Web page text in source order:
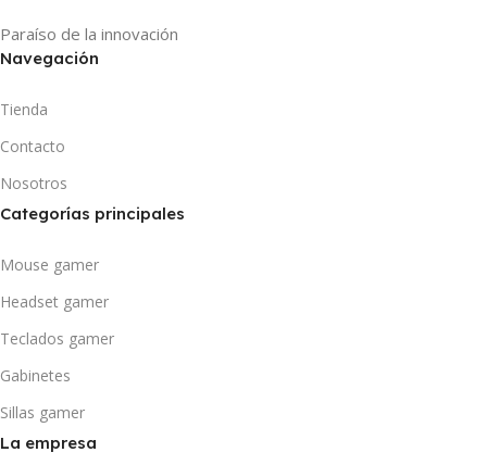
Paraíso de la innovación
Navegación
Tienda
Contacto
Nosotros
Categorías principales
Mouse gamer
Headset gamer
Teclados gamer
Gabinetes
Sillas gamer
La empresa